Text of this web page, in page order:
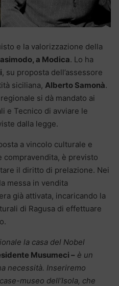
e la valorizzazione della
a Modica. Lo ha
, su proposta dell’assessore
siciliana, Alberto Samonà.
si dà mandato ai
e Tecnico di avviare le
dalla legge.
a vincolo culturale e
compravendita, è previsto
il diritto di prelazione. Nei
messa in vendita
già attivata, incaricando la
di Ragusa di effettuare
la casa del Nobel
Musumeci – è un
necessità. Inseriremo
museo dell’Isola, che